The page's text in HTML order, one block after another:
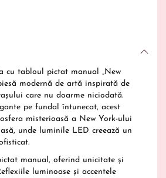
cu tabloul pictat manual „New
modernă de artă inspirată de
care nu doarme niciodată.
pe fundal întunecat, acest
misterioasă a New York-ului
unde luminile LED creează un
manual, oferind unicitate și
luminoase și accentele